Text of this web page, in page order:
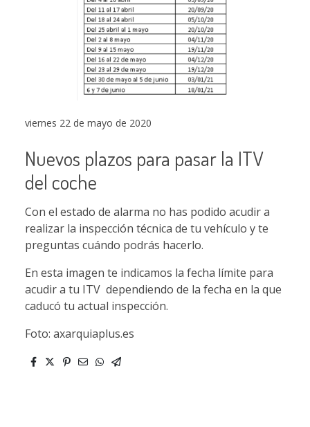
viernes 22 de mayo de 2020
Nuevos plazos para pasar la ITV
del coche
Con el estado de alarma no has podido acudir a
realizar la inspección técnica de tu vehículo y te
preguntas cuándo podrás hacerlo.
En esta imagen te indicamos la fecha límite para
acudir a tu ITV dependiendo de la fecha en la que
caducó tu actual inspección.
Foto: axarquiaplus.es